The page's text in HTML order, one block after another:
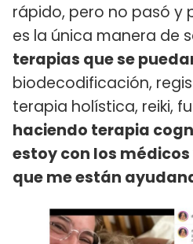
rápido, pero no pasó y
es la única manera de
terapias que se
biodecodificación,
terapia holística, reiki,
haciendo terapia
estoy con los
que me están